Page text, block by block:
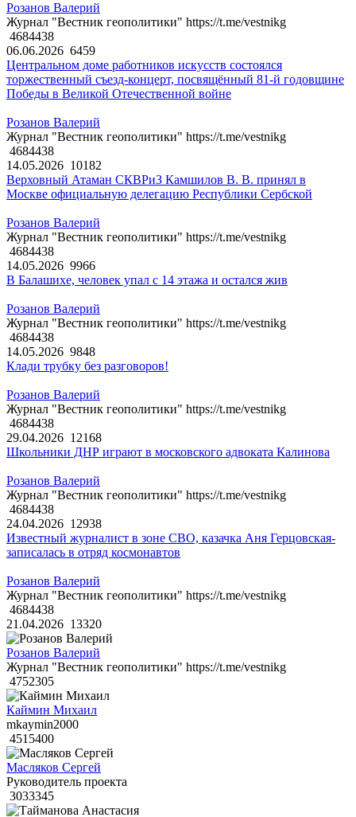
Розанов Валерий
Журнал "Вестник геополитики" https://t.me/vestnikg
4684438
06.06.2026 6459
Центральном доме работников искусств состоялся
торжественный съезд-концерт, посвящённый 81-й годовщине
Победы в Великой Отечественной войне
Розанов Валерий
Журнал "Вестник геополитики" https://t.me/vestnikg
4684438
14.05.2026 10182
Верховный Атаман СКВРиЗ Камшилов В. В. принял в
Москве официальную делегацию Республики Сербской
Розанов Валерий
Журнал "Вестник геополитики" https://t.me/vestnikg
4684438
14.05.2026 9966
В Балашихе, человек упал с 14 этажа и остался жив
Розанов Валерий
Журнал "Вестник геополитики" https://t.me/vestnikg
4684438
14.05.2026 9848
Клади трубку без разговоров!
Розанов Валерий
Журнал "Вестник геополитики" https://t.me/vestnikg
4684438
29.04.2026 12168
Школьники ДНР играют в московского адвоката Калинова
Розанов Валерий
Журнал "Вестник геополитики" https://t.me/vestnikg
4684438
24.04.2026 12938
Известный журналист в зоне СВО, казачка Аня Герцовская-
записалась в отряд космонавтов
Розанов Валерий
Журнал "Вестник геополитики" https://t.me/vestnikg
4684438
21.04.2026 13320
Розанов Валерий
Журнал "Вестник геополитики" https://t.me/vestnikg
4752305
Каймин Михаил
mkaymin2000
4515400
Масляков Сергей
Руководитель проекта
3033345